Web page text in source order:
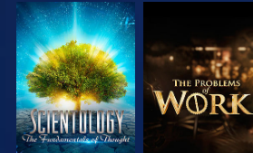
UDFORSK SERIEN UDFORSK SERIEN